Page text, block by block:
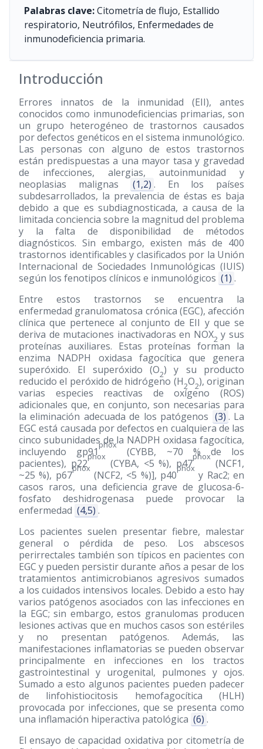
Palabras clave:Citometría de flujo, Estallido
respiratorio, Neutrófilos, Enfermedades de
inmunodeficiencia primaria.
Introducción
Errores innatos de la inmunidad (EII), antes
conocidos como inmunodeficiencias primarias, son
un grupo heterogéneo de trastornos causados
por defectos genéticos en el sistema inmunológico.
Las personas con alguno de estos trastornos
están predispuestas a una mayor tasa y gravedad
de infecciones, alergias, autoinmunidad y
neoplasias malignas
(1,2) . En los países
subdesarrollados, la prevalencia de éstas es baja
debido a que es subdiagnosticada, a causa de la
limitada conciencia sobre la magnitud del problema
y la falta de disponibilidad de métodos
diagnósticos. Sin embargo, existen más de 400
trastornos identificables y clasificados por la Unión
Internacional de Sociedades Inmunológicas (IUIS)
según los fenotipos clínicos e inmunológicos (1) .
Entre estos trastornos se encuentra la
enfermedad granulomatosa crónica (EGC), afección
clínica que pertenece al conjunto de EII y que se
deriva de mutaciones inactivadoras en NOX2 y sus
proteínas auxiliares. Estas proteínas forman la
enzima NADPH oxidasa fagocítica que genera
superóxido. El superóxido (O2) y su producto
reducido el peróxido de hidrógeno (H2O2), originan
varias especies reactivas de oxígeno (ROS)
adicionales que, en conjunto, son necesarias para
la eliminación adecuada de los patógenos (3) . La
EGC está causada por defectos en cualquiera de las
cinco subunidades de la NADPH oxidasa fagocítica,
incluyendo gp91
phox
(CYBB, ~70 % de los
pacientes), p22
phox
(CYBA, <5 %), p47
phox
(NCF1,
~25 %), p67
phox
(NCF2, <5 %)], p40
phox
y Rac2; en
casos raros, una deficiencia grave de glucosa-6-
fosfato deshidrogenasa puede provocar la
enfermedad (4,5) .
Los pacientes suelen presentar fiebre, malestar
general o pérdida de peso. Los abscesos
perirrectales también son típicos en pacientes con
EGC y pueden persistir durante años a pesar de los
tratamientos antimicrobianos agresivos sumados
a los cuidados intensivos locales. Debido a esto hay
varios patógenos asociados con las infecciones en
la EGC; sin embargo, estos granulomas producen
lesiones activas que en muchos casos son estériles
y no presentan patógenos. Además, las
manifestaciones inflamatorias se pueden observar
principalmente en infecciones en los tractos
gastrointestinal y urogenital, pulmones y ojos.
Sumado a esto algunos pacientes pueden padecer
de linfohistiocitosis hemofagocítica (HLH)
provocada por infecciones, que se presenta como
una inflamación hiperactiva patológica (6) .
El ensayo de capacidad oxidativa por citometría de